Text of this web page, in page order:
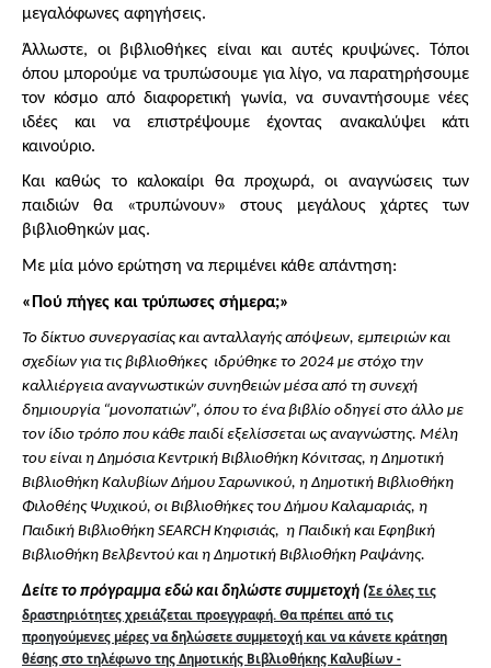
μεγαλόφωνες αφηγήσεις.
Άλλωστε, οι βιβλιοθήκες είναι και αυτές κρυψώνες. Τόποι
όπου μπορούμε να τρυπώσουμε για λίγο, να παρατηρήσουμε
τον κόσμο από διαφορετική γωνία, να συναντήσουμε νέες
ιδέες και να επιστρέψουμε έχοντας ανακαλύψει κάτι
καινούριο.
Και καθώς το καλοκαίρι θα προχωρά, οι αναγνώσεις των
παιδιών θα «τρυπώνουν» στους μεγάλους χάρτες των
βιβλιοθηκών μας.
Με μία μόνο ερώτηση να περιμένει κάθε απάντηση:
«Πού πήγες και τρύπωσες σήμερα;»
Το δίκτυο συνεργασίας και ανταλλαγής απόψεων, εμπειριών και
σχεδίων για τις βιβλιοθήκες  ιδρύθηκε το 2024 με στόχο την
καλλιέργεια αναγνωστικών συνηθειών μέσα από τη συνεχή
δημιουργία “μονοπατιών”, όπου το ένα βιβλίο οδηγεί στο άλλο με
τον ίδιο τρόπο που κάθε παιδί εξελίσσεται ως αναγνώστης. Μέλη
του είναι η Δημόσια Κεντρική Βιβλιοθήκη Κόνιτσας, η Δημοτική
Βιβλιοθήκη Καλυβίων Δήμου Σαρωνικού, η Δημοτική Βιβλιοθήκη
Φιλοθέης Ψυχικού, οι Βιβλιοθήκες του Δήμου Καλαμαριάς, η
Παιδική Βιβλιοθήκη SΕΑRCH Κηφισιάς,  η Παιδική και Εφηβική
Βιβλιοθήκη Βελβεντού και η Δημοτική Βιβλιοθήκη Ραψάνης.
Δείτε το πρόγραμμα εδώ και δηλώστε συμμετοχή (Σε όλες τις
δραστηριότητες χρειάζεται προεγγραφή. Θα πρέπει από τις
προηγούμενες μέρες να δηλώσετε συμμετοχή και να κάνετε κράτηση
θέσης στο τηλέφωνο της Δημοτικής Βιβλιοθήκης Καλυβίων -